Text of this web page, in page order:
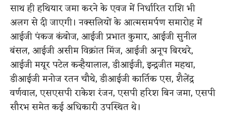
साथ ही हथियार जमा करने के एवज में निर्धारित राशि भी
अलग से दी जाएगी। नक्सलियों के आत्मसमर्पण समारोह में
आईजी पंकज कंबोज, आईजी प्रभात कुमार, आईजी सुनील
बंसल, आईजी असीम विक्रांत मिंज, आईजी अनूप बिरथरे,
आईजी मयूर पटेल कन्हैयालाल, डीआईजी, इन्द्रजीत महथा,
डीआईजी मनोज रतन चौथे, डीआईजी कार्तिक एस, शैलेंद्र
वर्णवाल, एसएसपी राकेश रंजन, एसपी हरिश बिन जमा, एसपी
सौरभ समेत कई अधिकारी उपस्थित थे।